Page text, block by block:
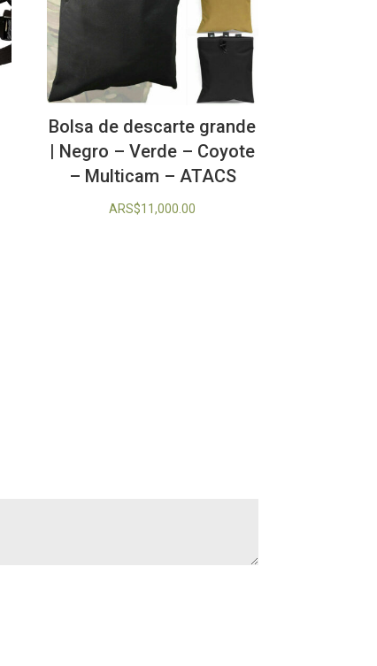
Bolsa de descarte grande
| Negro – Verde – Coyote
– Multicam – ATACS
ARS$11,000.00